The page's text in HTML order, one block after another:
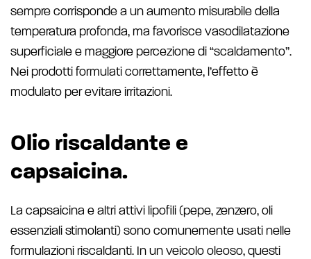
sempre corrisponde a un aumento misurabile della
temperatura profonda, ma favorisce vasodilatazione
superficiale e maggiore percezione di “scaldamento”.
Nei prodotti formulati correttamente, l’effetto è
modulato per evitare irritazioni.
Olio riscaldante e
capsaicina.
La capsaicina e altri attivi lipofili (pepe, zenzero, oli
essenziali stimolanti) sono comunemente usati nelle
formulazioni riscaldanti. In un veicolo oleoso, questi